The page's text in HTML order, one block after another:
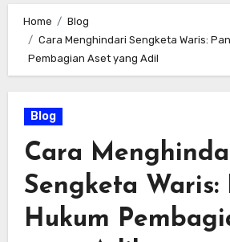
Home
Blog
Cara Menghindari Sengketa Waris:
Pembagian Aset yang Adil
Blog
Cara
Sengketa Waris:
Hukum